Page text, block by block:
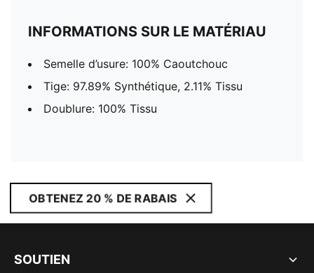
INFORMATIONS SUR LE MATÉRIAU
Semelle d’usure: 100% Caoutchouc
Tige: 97.89% Synthétique, 2.11% Tissu
Doublure: 100% Tissu
OBTENEZ 20 % DE RABAIS
SOUTIEN